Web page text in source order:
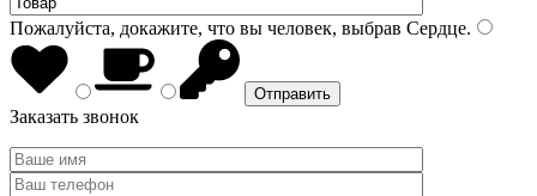
Пожалуйста, докажите, что вы человек, выбрав Сердце.
Заказать звонок